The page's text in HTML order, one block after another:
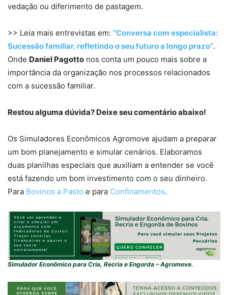
vedação ou diferimento de pastagem.
>> Leia mais entrevistas em: “Conversa com especialista:
Sucessão familiar, refletindo o seu futuro a longo prazo”.
Onde Daniel Pagotto nos conta um pouco mais sobre a
importância da organização nos processos relacionados
com a sucessão familiar.
Restou alguma dúvida? Deixe seu comentário abaixo!
Os Simuladores Econômicos Agromove ajudam a preparar
um bom planejamento e simular cenários. Elaboramos
duas planilhas especiais que auxiliam a entender se você
está fazendo um bom investimento com o seu dinheiro.
Para Bovinos a Pasto e para Confinamentos.
Simulador Econômico para Cria, Recria e Engorda – Agromove.